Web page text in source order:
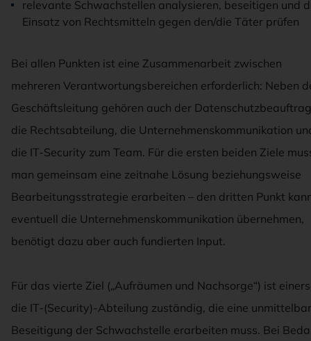
relevante Schwachstellen analysieren, beseitigen und
Einsatz von Rechtsmitteln gegen den/die Täter prüfen
Bei allen Punkten ist eine Zusammenarbeit zwischen
mehreren Verantwortungsbereichen erforderlich: Neben
Geschäftsleitung gehören auch der
die Rechtsabteilung, die Unternehmenskommunikation
die IT-Security zum Team. Für die ersten beiden Ziele
man gemeinsam eine zeitnahe Lösung beziehungsweise
Bearbeitungsstrategie erarbeiten – den dritten Punkt
eventuell die Unternehmenskommunikation übernehmen,
benötigt dazu aber auch fundierten Input.
Für das vierte Ziel („Aufräumen und Nachsorge“) ist
die IT-(Security)-Abteilung zuständig, die eine
Beseitigung der Schwachstelle erarbeiten muss. Bei